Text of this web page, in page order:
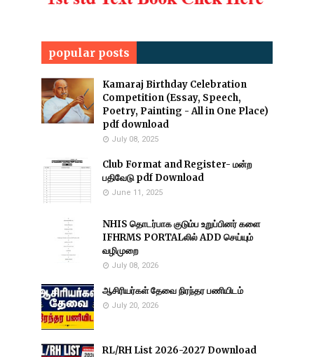
popular posts
Kamaraj Birthday Celebration
Competition (Essay, Speech,
Poetry, Painting - All in One Place)
pdf download
July 08, 2025
Club Format and Register- மன்ற
பதிவேடு pdf Download
June 11, 2025
NHIS தொடர்பாக குடும்ப உறுப்பினர் களை
IFHRMS PORTALலில் ADD செய்யும்
வழிமுறை
July 08, 2026
ஆசிரியர்கள் தேவை நிரந்தர பணியிடம்
July 20, 2026
RL/RH List 2026-2027 Download